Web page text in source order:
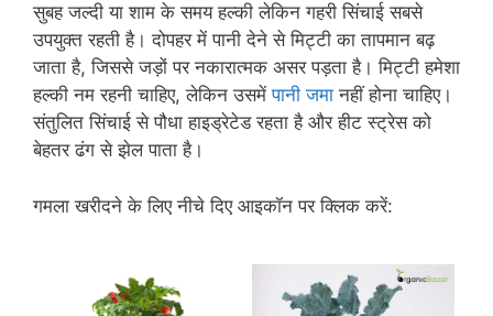
सुबह जल्दी या शाम के समय हल्की लेकिन गहरी सिंचाई सबसे
उपयुक्त रहती है। दोपहर में पानी देने से मिट्टी का तापमान बढ़
जाता है, जिससे जड़ों पर नकारात्मक असर पड़ता है। मिट्टी हमेशा
हल्की नम रहनी चाहिए, लेकिन उसमेंपानी जमा नहीं होना चाहिए।
संतुलित सिंचाई से पौधा हाइड्रेटेड रहता है और हीट स्ट्रेस को
बेहतर ढंग से झेल पाता है।
गमला खरीदने के लिए नीचे दिए आइकॉन पर क्लिक करें: